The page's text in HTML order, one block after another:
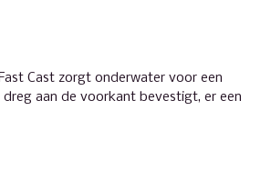
Cast zorgt onderwater voor een
aan de voorkant bevestigt, er een